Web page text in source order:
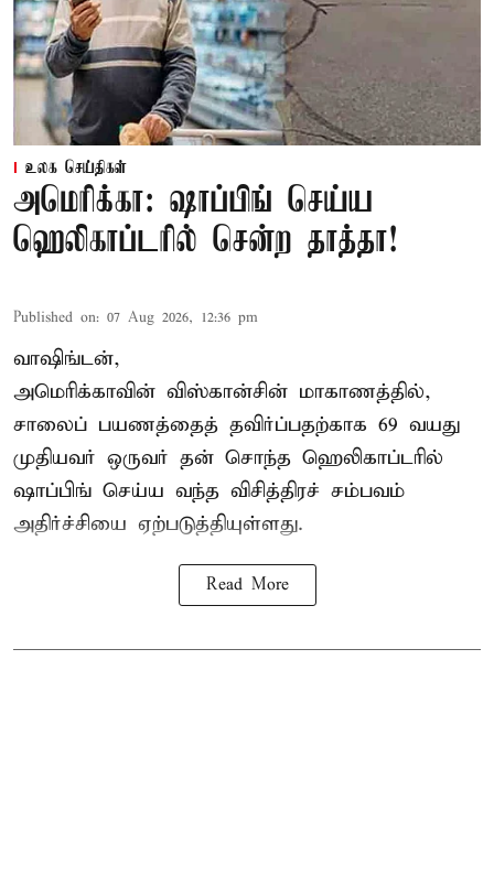
உலக செய்திகள்
அமெரிக்கா: ஷாப்பிங் செய்ய
ஹெலிகாப்டரில் சென்ற தாத்தா!
Published on: 07 Aug 2026, 12:36 pm
வாஷிங்டன்,
அமெரிக்காவின் விஸ்கான்சின் மாகாணத்தில்,
சாலைப் பயணத்தைத் தவிர்ப்பதற்காக 69 வயது
முதியவர் ஒருவர் தன் சொந்த ஹெலிகாப்டரில்
ஷாப்பிங் செய்ய வந்த விசித்திரச் சம்பவம்
அதிர்ச்சியை ஏற்படுத்தியுள்ளது.
Read More